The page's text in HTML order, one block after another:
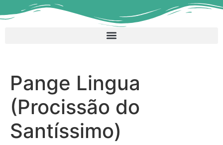
Pange Lingua
(Procissão do
Santíssimo)